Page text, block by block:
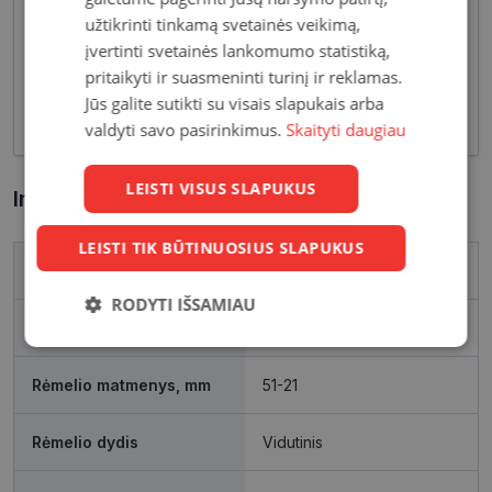
įvairovė leidžia akinių dizaineriams pristatyti Jums
tiek klasikinių, tiek netikėčiausių ir drąsiausių
sprendimų akinių rėmelių. Tai ne tik regėjimo
korekcija, tačiau ir stilingas kasdieninės išvaizdos
akcentas.
Informacija apie prekę
Prekės ženklas VERTICE
Rėmelio matmenys, mm 51-21
Rėmelio dydis Vidutinis
užtikrinti tinkamą svetainės veikimą,
įvertinti svetainės lankomumo statistiką,
pritaikyti ir suasmeninti turinį ir reklamas.
Jūs galite sutikti su visais slapukais arba
valdyti savo pasirinkimus. Skaityti daugiau
LEISTI VISUS SLAPUKUS
LEISTI TIK BŪTINUOSIUS SLAPUKUS
RODYTI IŠSAMIAU
Būtinieji
Statistikos
Rinkodaros
Funkciniai
Neklasifikuoti
slapukai